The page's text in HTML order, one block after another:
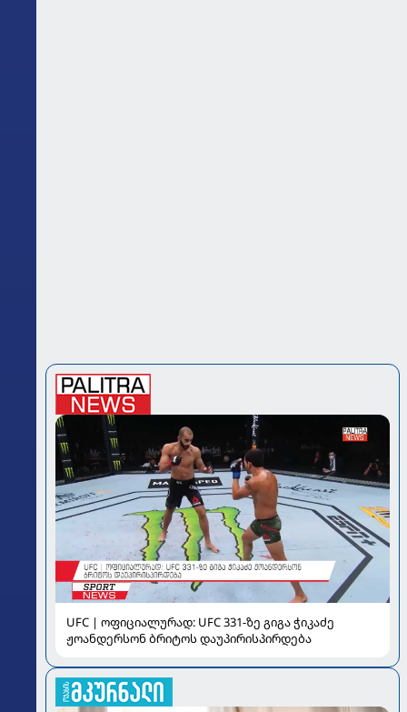
UFC | ოფიციალურად: UFC 331-ზე გიგა ჭიკაძე
ჟოანდერსონ ბრიტოს დაუპირისპირდება